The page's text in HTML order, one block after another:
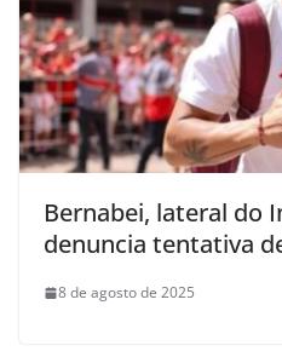
Bernabei, lateral do
denuncia tentativa
8 de agosto de 2025